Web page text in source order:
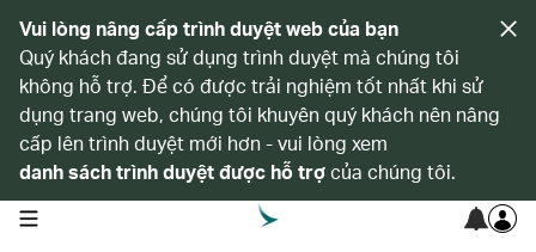
Vui lòng nâng cấp trình duyệt web của bạn
Quý khách đang sử dụng trình duyệt mà chúng tôi
không hỗ trợ. Để có được trải nghiệm tốt nhất khi sử
dụng trang web, chúng tôi khuyên quý khách nên nâng
cấp lên trình duyệt mới hơn - vui lòng xem
danh sách trình duyệt được hỗ trợcủa chúng tôi.
open navigation menu